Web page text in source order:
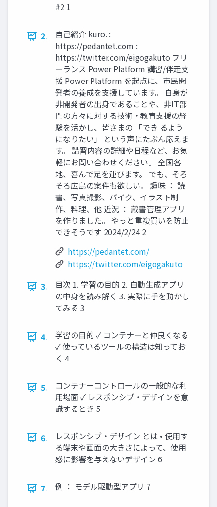
#2 1
2.
自己紹介 kuro. :
https://pedantet.com :
https://twitter.com/eigogakuto フリ
ーランス Power Platform 講習/伴走支
援 Power Platform を起点に、市民開
発者の養成を支援しています。 自身が
非開発者の出身であることや、非IT部
門の方々に対する技術・教育支援の経
験を活かし、皆さまの 「でき るよう
になりたい」 という声にたぶん応えま
す。 講習内容の詳細や日程など、お気
軽にお問い合わせください。 全国各
地、喜んで足を運びます。 でも、そろ
そろ広島の案件も欲しい。 趣味 ： 読
書、写真撮影、バイク、イラスト制
作、料理、他 近況 ： 蔵書管理アプリ
を作りました。 やっと重複買いを防止
できそうです 2024/2/24 2
https://pedantet.com/
https://twitter.com/eigogakuto
3.
目次 1. 学習の目的 2. 自動生成アプリ
の中身を読み解く 3. 実際に手を動かし
てみる 3
4.
学習の目的 ✓ コンテナーと仲良くなる
✓ 使っているツールの構造は知ってお
く 4
5.
コンテナーコントロールの一般的な利
用場面 ✓ レスポンシブ・デザインを意
識するとき 5
6.
レスポンシブ・デザイン とは • 使用す
る端末や画面の大きさによって、使用
感に影響を与えないデザイン 6
7. 例 ： モデル駆動型アプリ 7